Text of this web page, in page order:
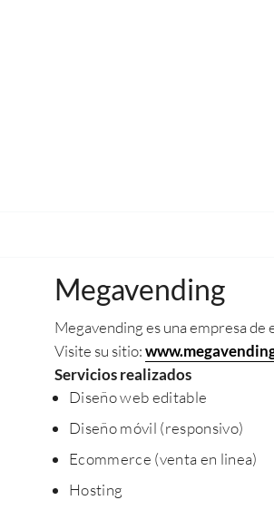
Megavending
Megavending es una empresa
Visite su sitio:
Servicios realizados
Diseño web editable
Diseño móvil (responsivo)
Ecommerce (venta en linea)
Hosting